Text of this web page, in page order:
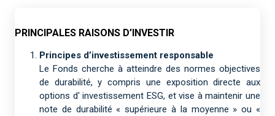
PRINCIPALES RAISONS D’INVESTIR
Principes d’investissement responsable
Le Fonds cherche à atteindre des normes objectives
de durabilité, y compris une exposition directe aux
options d' investissement ESG, et vise à maintenir une
note de durabilité « supérieure à la moyenne » ou «